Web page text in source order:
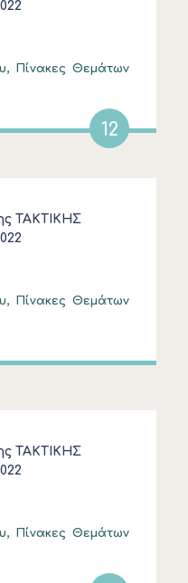
Πίνακες Θεμάτων
12
ΤΑΚΤΙΚΗΣ
Πίνακες Θεμάτων
ΤΑΚΤΙΚΗΣ
Πίνακες Θεμάτων